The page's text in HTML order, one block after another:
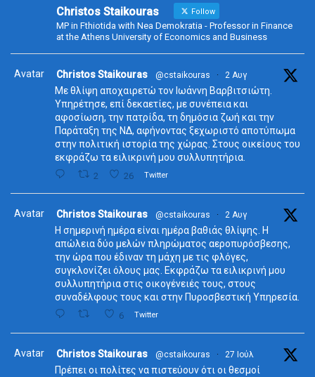
Christos Staikouras Follow
MP in Fthiotida with Nea Demokratia - Professor in Finance
at the Athens University of Economics and Business
Avatar Christos Staikouras @cstaikouras · 2 Αυγ
Με θλίψη αποχαιρετώ τον Ιωάννη Βαρβιτσιώτη.
Υπηρέτησε, επί δεκαετίες, με συνέπεια και
αφοσίωση, την πατρίδα, τη δημόσια ζωή και την
Παράταξη της ΝΔ, αφήνοντας ξεχωριστό αποτύπωμα
στην πολιτική ιστορία της χώρας. Στους οικείους του
εκφράζω τα ειλικρινή μου συλλυπητήρια.
2 26 Twitter
Avatar Christos Staikouras @cstaikouras · 2 Αυγ
Η σημερινή ημέρα είναι ημέρα βαθιάς θλίψης. Η
απώλεια δύο μελών πληρώματος αεροπυρόσβεσης,
την ώρα που έδιναν τη μάχη με τις φλόγες,
συγκλονίζει όλους μας. Εκφράζω τα ειλικρινή μου
συλλυπητήρια στις οικογένειές τους, στους
συναδέλφους τους και στην Πυροσβεστική Υπηρεσία.
6 Twitter
Avatar Christos Staikouras @cstaikouras · 27 Ιούλ
Πρέπει οι πολίτες να πιστεύουν ότι οι θεσμοί